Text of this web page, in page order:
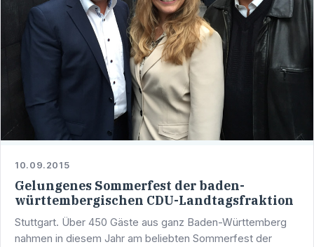
10.09.2015
Gelungenes Sommerfest der baden-
württembergischen CDU-Landtagsfraktion
Stuttgart. Über 450 Gäste aus ganz Baden-Württemberg
nahmen in diesem Jahr am beliebten Sommerfest der